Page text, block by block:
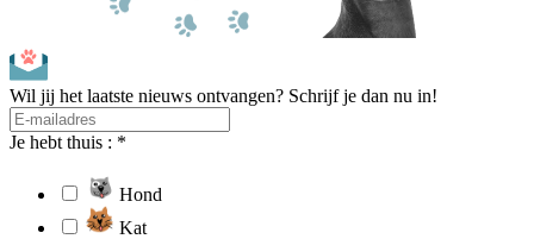
Wil jij het laatste nieuws ontvangen? Schrijf je dan nu in!
Je hebt thuis : *
Hond
Kat